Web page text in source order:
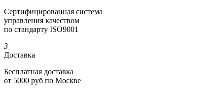
Сертифициро­ванная система
управления качеством
по стандарту ISO9001
3
Доставка
Бесплатная доставка
от 5000 руб по Москве